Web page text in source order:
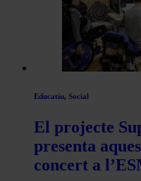
Educatiu, Social
El projecte
presenta
concert a